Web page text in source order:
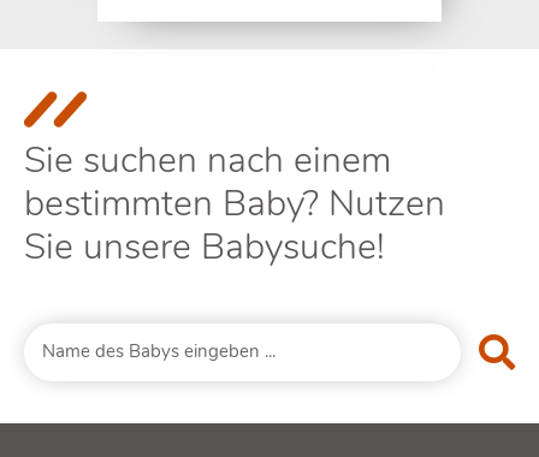
Sie suchen nach einem
bestimmten Baby? Nutzen
Sie unsere Babysuche!